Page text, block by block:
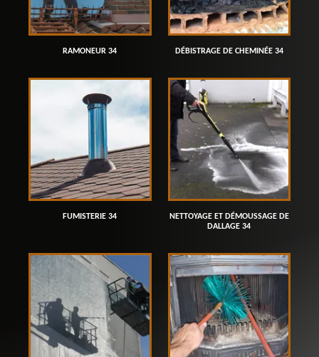
RAMONEUR 34 DÉBISTRAGE DE CHEMINÉE 34
FUMISTERIE 34
NETTOYAGE ET DÉMOUSSAGE DE
DALLAGE 34